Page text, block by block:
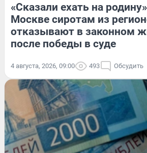
«Сказали ехать на
Москве сиротам из
отказывают в законном
после победы в суде
4 августа, 2026, 09:00 493 Обсудить